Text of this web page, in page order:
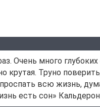
Очень много
крутая. Труно
всю жизнь,
есть сон»